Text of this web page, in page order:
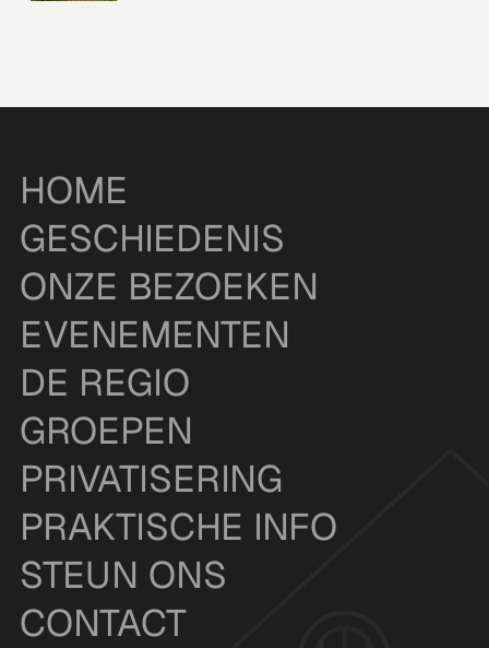
HOME
GESCHIEDENIS
ONZE BEZOEKEN
EVENEMENTEN
DE REGIO
GROEPEN
PRIVATISERING
PRAKTISCHE INFO
STEUN ONS
CONTACT